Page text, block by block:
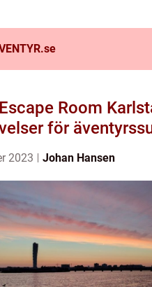
se
Escape Room
för
2023 Johan Hansen